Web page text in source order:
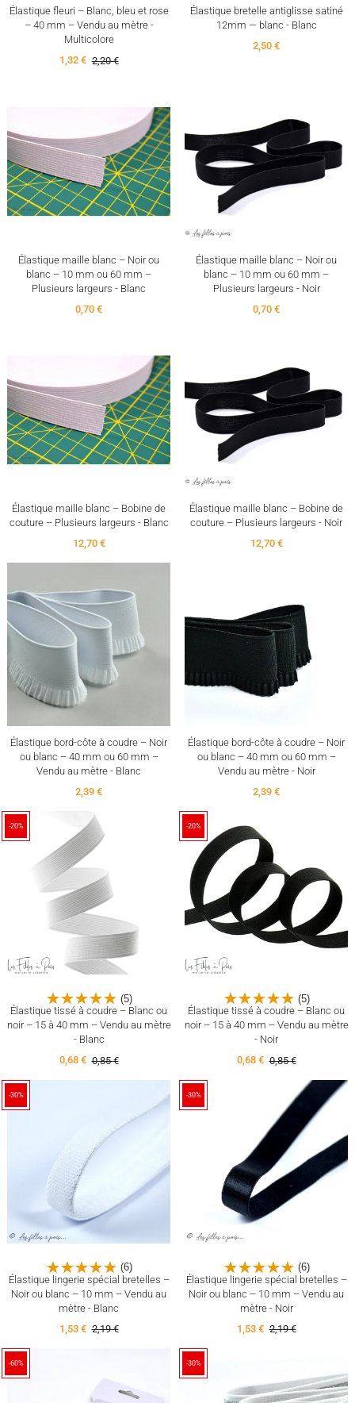
Élastique fleuri – Blanc, bleu et rose
– 40 mm – Vendu au mètre -
Multicolore
1,32 € 2,20 €
Élastique bretelle antiglisse satiné
12mm — blanc - Blanc
2,50 €
Élastique maille blanc – Noir ou
blanc – 10 mm ou 60 mm –
Plusieurs largeurs - Blanc
0,70 €
Élastique maille blanc – Noir ou
blanc – 10 mm ou 60 mm –
Plusieurs largeurs - Noir
0,70 €
Élastique maille blanc – Bobine de
couture – Plusieurs largeurs - Blanc
12,70 €
Élastique maille blanc – Bobine de
couture – Plusieurs largeurs - Noir
12,70 €
Élastique bord-côte à coudre – Noir
ou blanc – 40 mm ou 60 mm –
Vendu au mètre - Blanc
2,39 €
Élastique bord-côte à coudre – Noir
ou blanc – 40 mm ou 60 mm –
Vendu au mètre - Noir
2,39 €
-20%
(5)
Élastique tissé à coudre – Blanc ou
noir – 15 à 40 mm – Vendu au mètre
- Blanc
0,68 € 0,85 €
-20%
(5)
Élastique tissé à coudre – Blanc ou
noir – 15 à 40 mm – Vendu au mètre
- Noir
0,68 € 0,85 €
-30%
(6)
Élastique lingerie spécial bretelles –
Noir ou blanc – 10 mm – Vendu au
mètre - Blanc
1,53 € 2,19 €
-30%
(6)
Élastique lingerie spécial bretelles –
Noir ou blanc – 10 mm – Vendu au
mètre - Noir
1,53 € 2,19 €
-60% -30%